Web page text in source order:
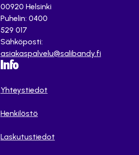
00920 Helsinki
Puhelin: 0400
529 017
Sähköposti:
asiakaspalvelu@salibandy.fi
Info
Yhteystiedot
Henkilöstö
Laskutustiedot